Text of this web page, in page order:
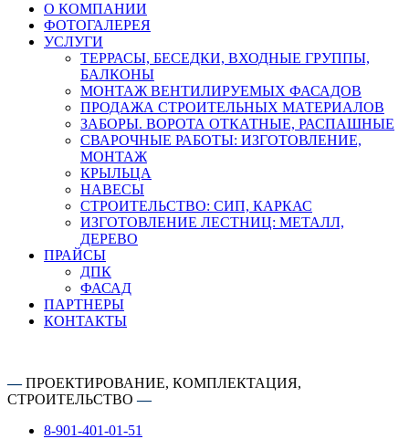
О КОМПАНИИ
ФОТОГАЛЕРЕЯ
УСЛУГИ
ТЕРРАСЫ, БЕСЕДКИ, ВХОДНЫЕ ГРУППЫ,
БАЛКОНЫ
МОНТАЖ ВЕНТИЛИРУЕМЫХ ФАСАДОВ
ПРОДАЖА СТРОИТЕЛЬНЫХ МАТЕРИАЛОВ
ЗАБОРЫ. ВОРОТА ОТКАТНЫЕ, РАСПАШНЫЕ
СВАРОЧНЫЕ РАБОТЫ: ИЗГОТОВЛЕНИЕ,
МОНТАЖ
КРЫЛЬЦА
НАВЕСЫ
СТРОИТЕЛЬСТВО: СИП, КАРКАС
ИЗГОТОВЛЕНИЕ ЛЕСТНИЦ: МЕТАЛЛ,
ДЕРЕВО
ПРАЙСЫ
ДПК
ФАСАД
ПАРТНЕРЫ
КОНТАКТЫ
—ПРОЕКТИРОВАНИЕ, КОМПЛЕКТАЦИЯ,
СТРОИТЕЛЬСТВО—
8-901-401-01-51